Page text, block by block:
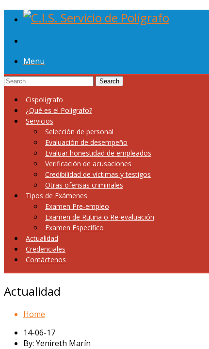
Menu
Cispoligrafo
¿Qué es el Polígrafo?
Servicios
Selección de personal
Evaluación de desempeño
Evaluar honestidad de empleados
Verificación de acusaciones
Credibilidad de víctimas y testigos
Otras ofensas criminales
Tipos de Exámenes
Examen Pre-empleo
Examen de Rutina o Re-evaluación
Examen Específico
Actualidad
Credenciales
Contáctenos
Actualidad
Home
14-06-17
By: Yenireth Marín